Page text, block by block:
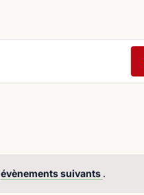
évènements suivants .